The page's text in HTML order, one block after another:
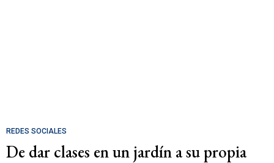
REDES SOCIALES
De dar clases en un jardín a su propia